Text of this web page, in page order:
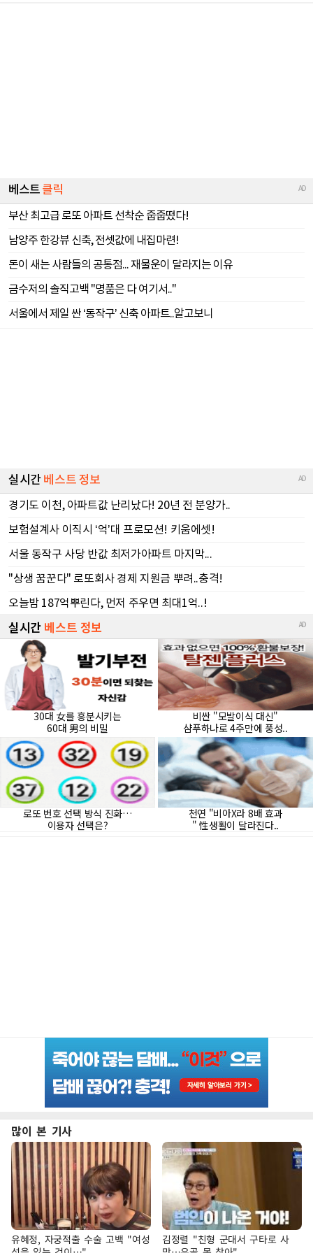
많이 본 기사
유혜정, 자궁적출 수술 고백 "여성
김정렬 "친형 군대서 구타로 사